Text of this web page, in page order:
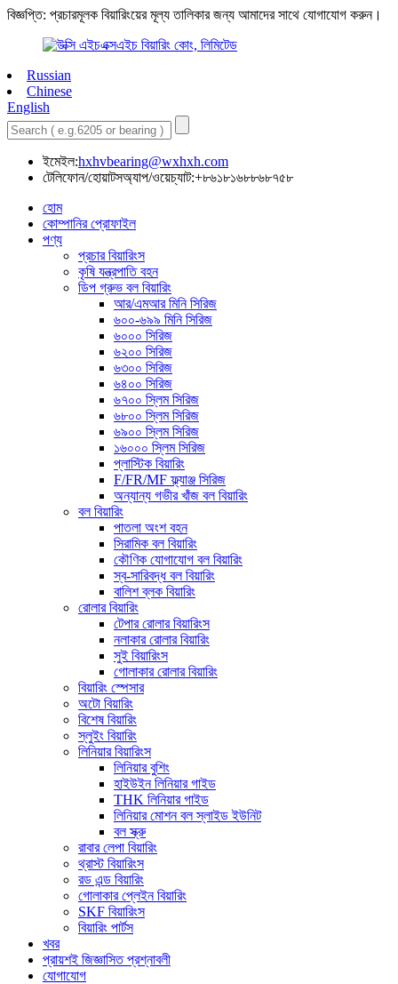
বিজ্ঞপ্তি: প্রচারমূলক বিয়ারিংয়ের মূল্য তালিকার জন্য আমাদের সাথে যোগাযোগ করুন।
Russian
Chinese
English
ইমেইল:hxhvbearing@wxhxh.com
টেলিফোন/হোয়াটসঅ্যাপ/ওয়েচ্যাট:+৮৬১৮১৬৮৮৬৮৭৫৮
হোম
কোম্পানির প্রোফাইল
পণ্য
প্রচার বিয়ারিংস
কৃষি যন্ত্রপাতি বহন
ডিপ গ্রুভ বল বিয়ারিং
আর/এমআর মিনি সিরিজ
৬০০-৬৯৯ মিনি সিরিজ
৬০০০ সিরিজ
৬২০০ সিরিজ
৬৩০০ সিরিজ
৬৪০০ সিরিজ
৬৭০০ স্লিম সিরিজ
৬৮০০ স্লিম সিরিজ
৬৯০০ স্লিম সিরিজ
১৬০০০ স্লিম সিরিজ
প্লাস্টিক বিয়ারিং
F/FR/MF ফ্ল্যাঞ্জ সিরিজ
অন্যান্য গভীর খাঁজ বল বিয়ারিং
বল বিয়ারিং
পাতলা অংশ বহন
সিরামিক বল বিয়ারিং
কৌণিক যোগাযোগ বল বিয়ারিং
স্ব-সারিবদ্ধ বল বিয়ারিং
বালিশ ব্লক বিয়ারিং
রোলার বিয়ারিং
টেপার রোলার বিয়ারিংস
নলাকার রোলার বিয়ারিং
সুই বিয়ারিংস
গোলাকার রোলার বিয়ারিং
বিয়ারিং স্পেসার
অটো বিয়ারিং
বিশেষ বিয়ারিং
স্লুইং বিয়ারিং
লিনিয়ার বিয়ারিংস
লিনিয়ার বুশিং
হাইউইন লিনিয়ার গাইড
THK লিনিয়ার গাইড
লিনিয়ার মোশন বল স্লাইড ইউনিট
বল স্ক্রু
রাবার লেপা বিয়ারিং
থ্রাস্ট বিয়ারিংস
রড এন্ড বিয়ারিং
গোলাকার প্লেইন বিয়ারিং
SKF বিয়ারিংস
বিয়ারিং পার্টস
খবর
প্রায়শই জিজ্ঞাসিত প্রশ্নাবলী
যোগাযোগ